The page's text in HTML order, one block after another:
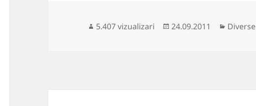
5.407 vizualizari
Publicat
24.09.2011 Diverse